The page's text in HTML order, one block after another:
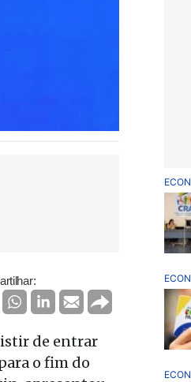
de entrar
o fim do